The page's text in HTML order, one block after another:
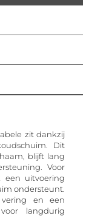
zit dankzij
Dit
blijft lang
Voor
uitvoering
ondersteunt.
en een
langdurig